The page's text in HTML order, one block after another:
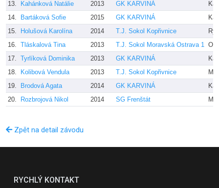
13.
Kahánková Natálie 2013 GK KARVINÁ
14.
Bartáková Sofie 2015 GK KARVINÁ
15.
Holušová Karolína 2014 T.J. Sokol Kopřivnice
16. Tláskalová Tina 2013 T.J. Sokol Moravská Ostrava 1
17. Tyrlíková Dominika 2013 GK KARVINÁ
18.
Kolibová Vendula 2013 T.J. Sokol Kopřivnice
19.
Brodová Agata 2014 GK KARVINÁ
20.
Rozbrojová Nikol 2014 SG Frenštát
Zpět na detail závodu
RYCHLÝ KONTAKT